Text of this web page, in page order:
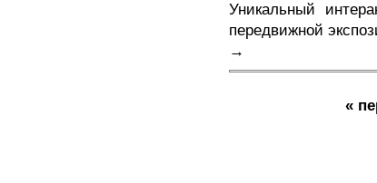
Уникальный
передвижной
→
«